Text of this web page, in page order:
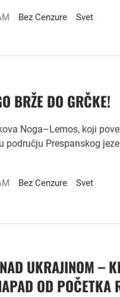
Bez Cenzure Svet
BRŽE DO GRČKE!
Noga–Lemos, koji
području Prespanskog
Bez Cenzure Svet
UKRAJINOM –
OD POČETKA